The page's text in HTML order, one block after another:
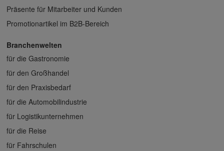
Präsente für Mitarbeiter und Kunden
Promotionartikel im B2B-Bereich
Branchenwelten
für die Gastronomie
für den Großhandel
für den Praxisbedarf
für die Automobilindustrie
für Logistikunternehmen
für die Reise
für Fahrschulen